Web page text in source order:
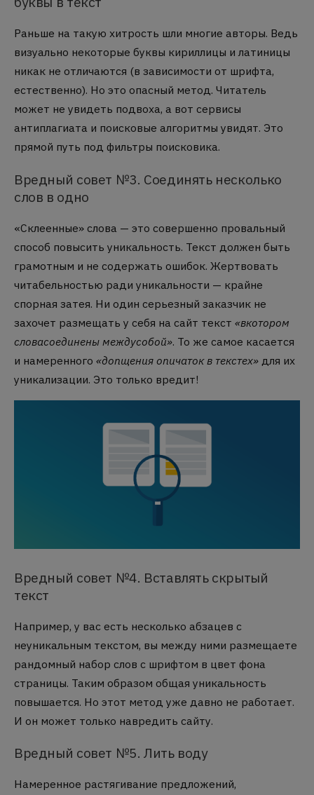
Раньше на такую хитрость шли многие авторы. Ведь
визуально некоторые буквы кириллицы и латиницы
никак не отличаются (в зависимости от шрифта,
естественно). Но это опасный метод. Читатель
может не увидеть подвоха, а вот сервисы
антиплагиата и поисковые алгоритмы увидят. Это
прямой путь под фильтры поисковика.
Вредный совет №3. Соединять несколько
слов в одно
«Склеенные» слова — это совершенно провальный
способ повысить уникальность. Текст должен быть
грамотным и не содержать ошибок. Жертвовать
читабельностью ради уникальности — крайне
спорная затея. Ни один серьезный заказчик не
захочет размещать у себя на сайт текст «вкотором
словасоединены междусобой». То же самое касается
и намеренного «допщения опичаток в текстех» для их
уникализации. Это только вредит!
Вредный совет №4. Вставлять скрытый
текст
Например, у вас есть несколько абзацев с
неуникальным текстом, вы между ними размещаете
рандомный набор слов с шрифтом в цвет фона
страницы. Таким образом общая уникальность
повышается. Но этот метод уже давно не работает.
И он может только навредить сайту.
Вредный совет №5. Лить воду
Намеренное растягивание предложений,